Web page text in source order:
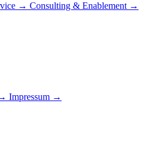
→ Consulting & Enablement →
Impressum →